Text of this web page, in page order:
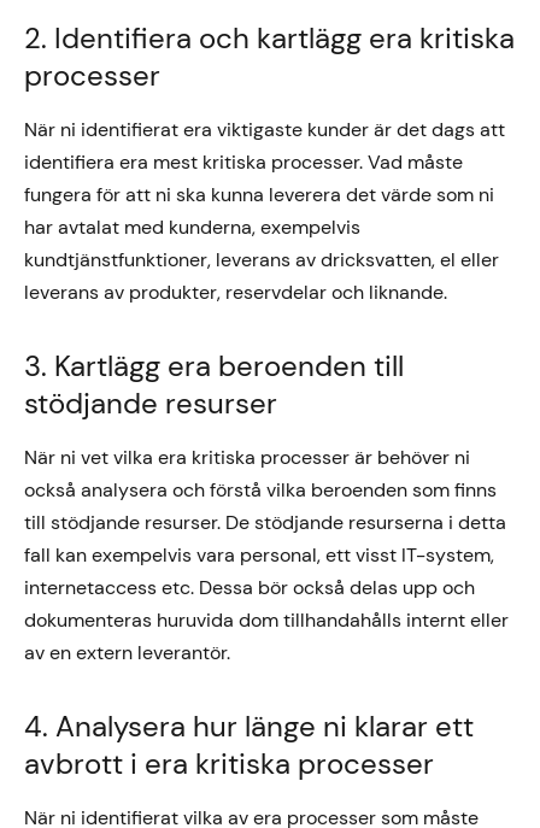
2. Identifiera och kartlägg era kritiska
processer
När ni identifierat era viktigaste kunder är det dags att
identifiera era mest kritiska processer. Vad måste
fungera för att ni ska kunna leverera det värde som ni
har avtalat med kunderna, exempelvis
kundtjänstfunktioner, leverans av dricksvatten, el eller
leverans av produkter, reservdelar och liknande.
3. Kartlägg era beroenden till
stödjande resurser
När ni vet vilka era kritiska processer är behöver ni
också analysera och förstå vilka beroenden som finns
till stödjande resurser. De stödjande resurserna i detta
fall kan exempelvis vara personal, ett visst IT-system,
internetaccess etc. Dessa bör också delas upp och
dokumenteras huruvida dom tillhandahålls internt eller
av en extern leverantör.
4. Analysera hur länge ni klarar ett
avbrott i era kritiska processer
När ni identifierat vilka av era processer som måste